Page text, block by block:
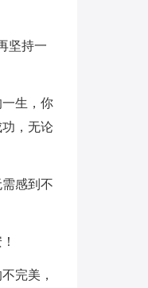
坚持一
生，你
，无论
感到不
完美，